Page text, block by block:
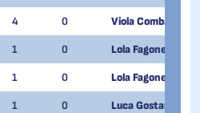
4 0 Viola Comba
1 0 Lola Fagone
1 0 Lola Fagone
1 0 Luca Gostantini